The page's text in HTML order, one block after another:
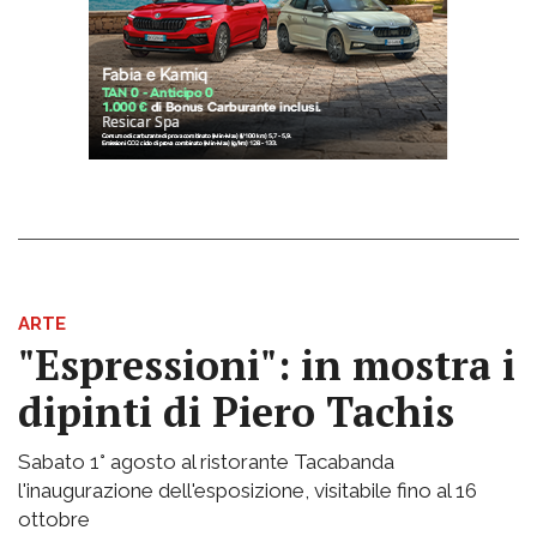
ARTE
"Espressioni": in mostra i
dipinti di Piero Tachis
Sabato 1° agosto al ristorante Tacabanda
l'inaugurazione dell'esposizione, visitabile fino al 16
ottobre